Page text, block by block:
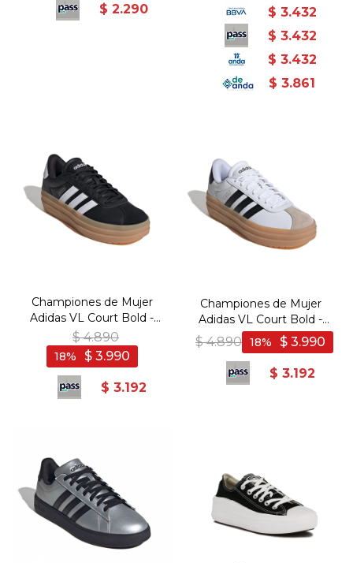
$ 2.290
$ 3.432
$ 3.432
$ 3.432
$ 3.861
Championes de Mujer
Adidas VL Court Bold -
Negro-Blanco
$ 4.890
$ 3.990
18
$ 3.192
Championes de Mujer
Adidas VL Court Bold -
Blanco-Negro
$ 4.890 $ 3.990
18
$ 3.192